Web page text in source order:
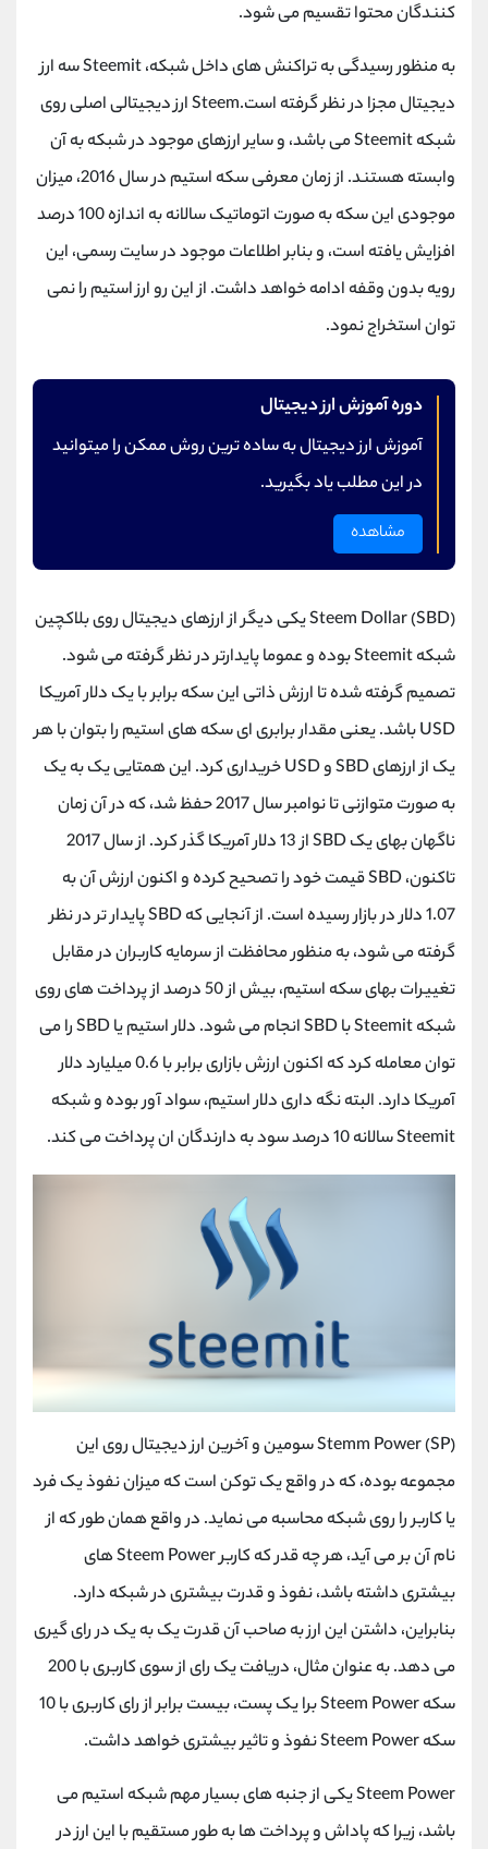
کنندگان محتوا تقسیم می شود.
به منظور رسیدگی به تراکنش های داخل شبکه، Steemit سه ارز
دیجیتال مجزا در نظر گرفته است.Steem ارز دیجیتالی اصلی روی
شبکه Steemit می باشد، و سایر ارزهای موجود در شبکه به آن
وابسته هستند. از زمان معرفی سکه استیم در سال 2016، میزان
موجودی این سکه به صورت اتوماتیک سالانه به اندازه 100 درصد
افزایش یافته است، و بنابر اطلاعات موجود در سایت رسمی، این
رویه بدون وقفه ادامه خواهد داشت. از این رو ارز استیم را نمی
توان استخراج نمود.
دوره آموزش ارز دیجیتال
آموزش ارز دیجیتال به ساده ترین روش ممکن را میتوانید
در این مطلب یاد بگیرید.
مشاهده
Steem Dollar (SBD) یکی دیگر از ارزهای دیجیتال روی بلاکچین
شبکه Steemit بوده و عموما پایدارتر در نظر گرفته می شود.
تصمیم گرفته شده تا ارزش ذاتی این سکه برابر با یک دلار آمریکا
USD باشد. یعنی مقدار برابری ای سکه های استیم را بتوان با هر
یک از ارزهای SBD و USD خریداری کرد. این همتایی یک به یک
به صورت متوازنی تا نوامبر سال 2017 حفظ شد، که در آن زمان
ناگهان بهای یک SBD از 13 دلار آمریکا گذر کرد. از سال 2017
تاکنون، SBD قیمت خود را تصحیح کرده و اکنون ارزش آن به
1.07 دلار در بازار رسیده است. از آنجایی که SBD پایدار تر در نظر
گرفته می شود، به منظور محافظت از سرمایه کاربران در مقابل
تغییرات بهای سکه استیم، بیش از 50 درصد از پرداخت های روی
شبکه Steemit با SBD انجام می شود. دلار استیم یا SBD را می
توان معامله کرد که اکنون ارزش بازاری برابر با 0.6 میلیارد دلار
آمریکا دارد. البته نگه داری دلار استیم، سواد آور بوده و شبکه
Steemit سالانه 10 درصد سود به دارندگان ان پرداخت می کند.
Stemm Power (SP) سومین و آخرین ارز دیجیتال روی این
مجموعه بوده، که در واقع یک توکن است که میزان نفوذ یک فرد
یا کاربر را روی شبکه محاسبه می نماید. در واقع همان طور که از
نام آن بر می آید، هر چه قدر که کاربر Steem Power های
بیشتری داشته باشد، نفوذ و قدرت بیشتری در شبکه دارد.
بنابراین، داشتن این ارز به صاحب آن قدرت یک به یک در رای گیری
می دهد. به عنوان مثال، دریافت یک رای از سوی کاربری با 200
سکه Steem Power برا یک پست، بیست برابر از رای کاربری با 10
سکه Steem Power نفوذ و تاثیر بیشتری خواهد داشت.
Steem Power یکی از جنبه های بسیار مهم شبکه استیم می
باشد، زیرا که پاداش و پرداخت ها به طور مستقیم با این ارز در